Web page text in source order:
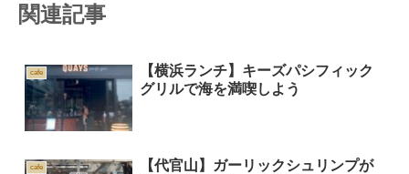
関連記事
cafe
【横浜ランチ】キーズパシフィック
グリルで海を満喫しよう
cafe
【代官山】ガーリックシュリンプが